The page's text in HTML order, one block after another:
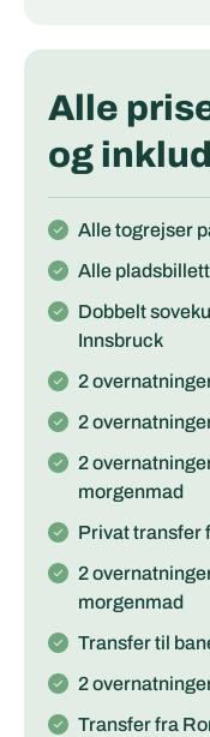
Alle
og
Alle togrejser
Alle
Dobbelt
Innsbruck
2
2
2
morgenmad
Privat transfer
2
morgenmad
Transfer til
2
Transfer fra